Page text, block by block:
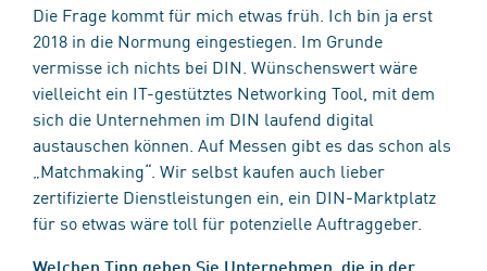
Die Frage kommt für mich etwas früh. Ich bin ja erst
2018 in die Normung eingestiegen. Im Grunde
vermisse ich nichts bei DIN. Wünschenswert wäre
vielleicht ein IT-gestütztes Networking Tool, mit dem
sich die Unternehmen im DIN laufend digital
austauschen können. Auf Messen gibt es das schon als
„Matchmaking“. Wir selbst kaufen auch lieber
zertifizierte Dienstleistungen ein, ein DIN-Marktplatz
für so etwas wäre toll für potenzielle Auftraggeber.
Welchen Tipp geben Sie Unternehmen, die in der